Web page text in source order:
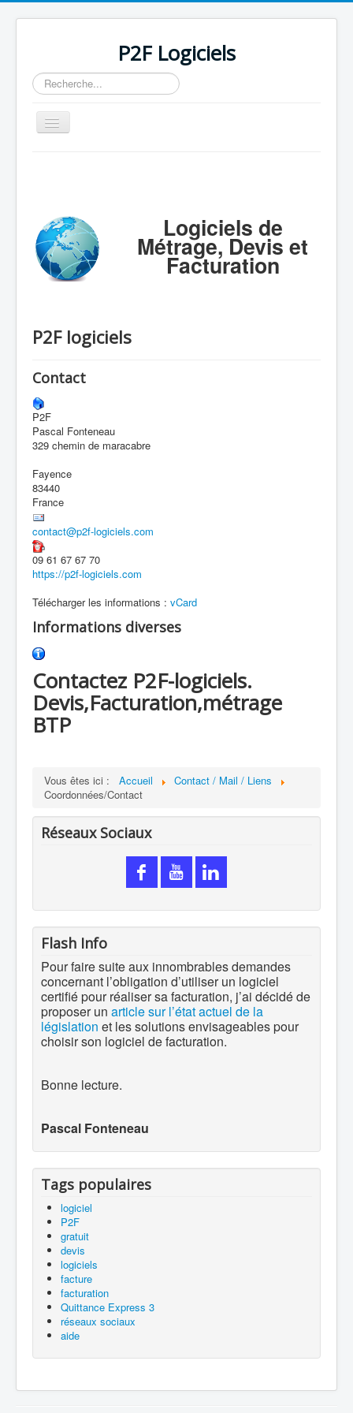
P2F Logiciels
Rechercher
Basculer
la
Support
Tarifs/Acheter
Contact / Mail / Liens
Logiciels de
Métrage, Devis et
Facturation
P2F logiciels
Contact
P2F
Pascal Fonteneau
329 chemin de maracabre
Fayence
83440
France
contact@p2f-logiciels.com
09 61 67 67 70
https://p2f-logiciels.com
Télécharger les informations : vCard
Informations diverses
Contactez P2F-logiciels.
Devis,Facturation,métrage
BTP
Vous êtes ici : Accueil
Contact / Mail / Liens
Coordonnées/Contact
Réseaux Sociaux
Flash Info
Pour faire suite aux innombrables demandes
concernant l’obligation d’utiliser un logiciel
certifié pour réaliser sa facturation, j’ai décidé de
proposer un article sur l’état actuel de la
législation et les solutions envisageables pour
choisir son logiciel de facturation.
Bonne lecture.
Pascal Fonteneau
Tags populaires
logiciel
P2F
gratuit
devis
logiciels
facture
facturation
Quittance Express 3
réseaux sociaux
aide